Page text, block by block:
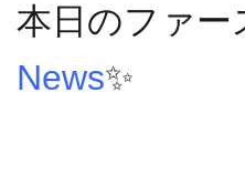
本日のファ
News✨